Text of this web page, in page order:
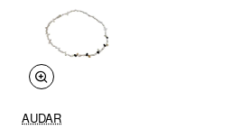
AUDAR